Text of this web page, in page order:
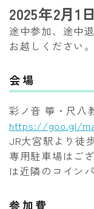
2025年2月1
途中参加、途中
お越しください。
会場
彩ノ音 箏・尺八
https://goo.gl/
JR大宮駅より徒
専用駐車場はご
は近隣のコイン
参加費